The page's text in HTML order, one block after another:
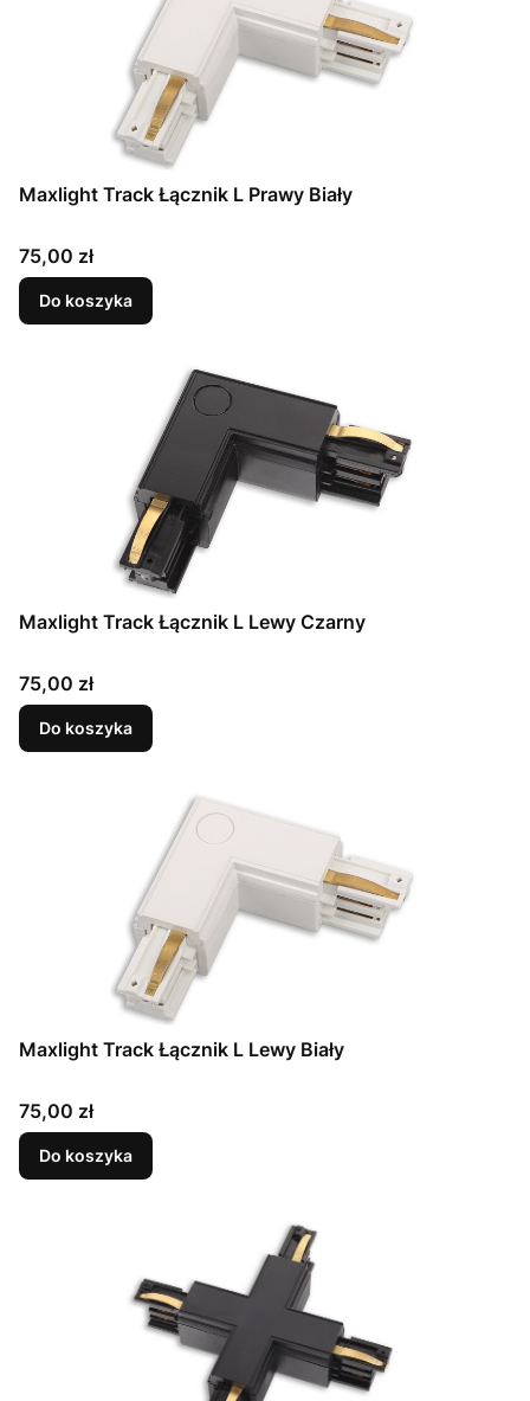
Maxlight Track Łącznik L Prawy Biały
Cena
75,00 zł
Do koszyka
Maxlight Track Łącznik L Lewy Czarny
Cena
75,00 zł
Do koszyka
Maxlight Track Łącznik L Lewy Biały
Cena
75,00 zł
Do koszyka